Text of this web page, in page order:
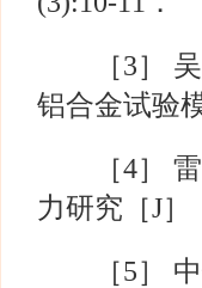
［3］ 吴
铝合金试验
［4］ 雷
力研究［J］
［5］ 中